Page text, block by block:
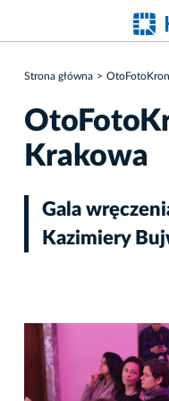
Strona główna
Krakowa
Gala
Kazimiery